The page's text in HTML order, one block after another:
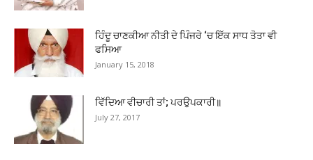
ਹਿੰਦੂ ਚਾਣਕੀਆ ਨੀਤੀ ਦੇ ਪਿੰਜਰੇ ‘ਚ ਇੱਕ ਸਾਧ ਤੋਤਾ ਵੀ
ਫਸਿਆ
January 15, 2018
ਵਿੱਦਿਆ ਵੀਚਾਰੀ ਤਾਂ; ਪਰਉਪਕਾਰੀ॥
July 27, 2017